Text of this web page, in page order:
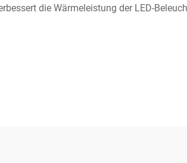
die Wärmeleistung der LED-